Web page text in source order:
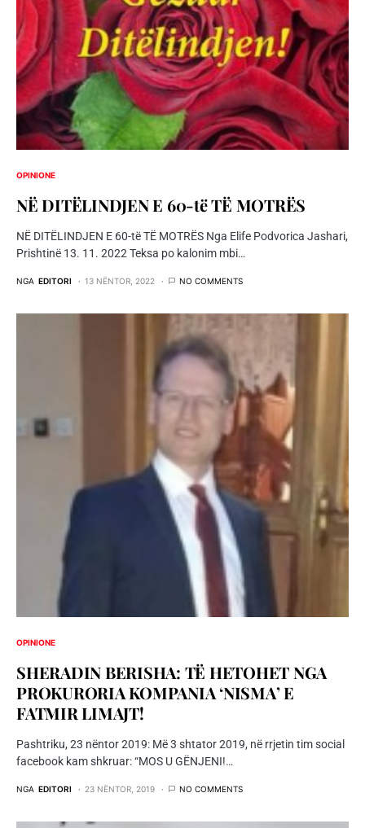
OPINIONE
NË DITËLINDJEN E 60-të TË MOTRËS
NË DITËLINDJEN E 60-të TË MOTRËS Nga Elife Podvorica Jashari,
Prishtinë 13. 11. 2022 Teksa po kalonim mbi…
NGA EDITORI 13 NËNTOR, 2022 NO COMMENTS
OPINIONE
SHERADIN BERISHA: TË HETOHET NGA
PROKURORIA KOMPANIA ‘NISMA’ E
FATMIR LIMAJT!
Pashtriku, 23 nëntor 2019: Më 3 shtator 2019, në rrjetin tim social
facebook kam shkruar: “MOS U GËNJENI!…
NGA EDITORI 23 NËNTOR, 2019 NO COMMENTS